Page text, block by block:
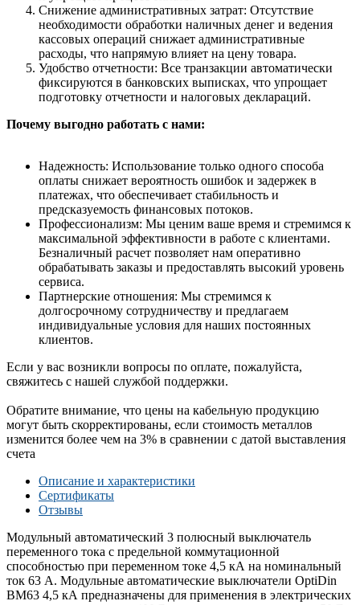
Снижение административных затрат: Отсутствие
необходимости обработки наличных денег и ведения
кассовых операций снижает административные
расходы, что напрямую влияет на цену товара.
Удобство отчетности: Все транзакции автоматически
фиксируются в банковских выписках, что упрощает
подготовку отчетности и налоговых деклараций.
Почему выгодно работать с нами:
Надежность: Использование только одного способа
оплаты снижает вероятность ошибок и задержек в
платежах, что обеспечивает стабильность и
предсказуемость финансовых потоков.
Профессионализм: Мы ценим ваше время и стремимся к
максимальной эффективности в работе с клиентами.
Безналичный расчет позволяет нам оперативно
обрабатывать заказы и предоставлять высокий уровень
сервиса.
Партнерские отношения: Мы стремимся к
долгосрочному сотрудничеству и предлагаем
индивидуальные условия для наших постоянных
клиентов.
Если у вас возникли вопросы по оплате, пожалуйста,
свяжитесь с нашей службой поддержки.
Обратите внимание, что цены на кабельную продукцию
могут быть скорректированы, если стоимость металлов
изменится более чем на 3% в сравнении с датой выставления
счета
Описание и характеристики
Сертификаты
Отзывы
Модульный автоматический 3 полюсный выключатель
переменного тока с предельной коммутационной
способностью при переменном токе 4,5 кА на номинальный
ток 63 А. Модульные автоматические выключатели OptiDin
ВМ63 4,5 кА предназначены для применения в электрических